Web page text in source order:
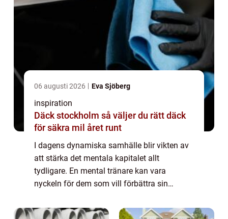
06 augusti 2026 Eva Sjöberg
inspiration
Däck stockholm så väljer du rätt däck
för säkra mil året runt
I dagens dynamiska samhälle blir vikten av
att stärka det mentala kapitalet allt
tydligare. En mental tränare kan vara
nyckeln för dem som vill förbättra sin
använ...